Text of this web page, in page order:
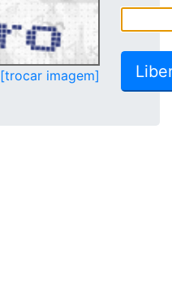
[trocar imagem]